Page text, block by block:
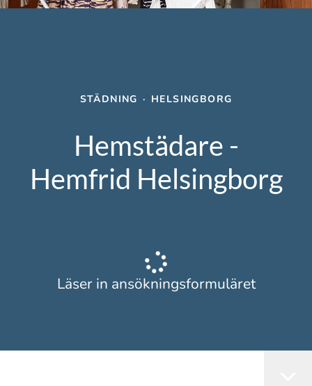
STÄDNING · HELSINGBORG
Hemstädare -
Hemfrid Helsingborg
Läser in ansökningsformuläret